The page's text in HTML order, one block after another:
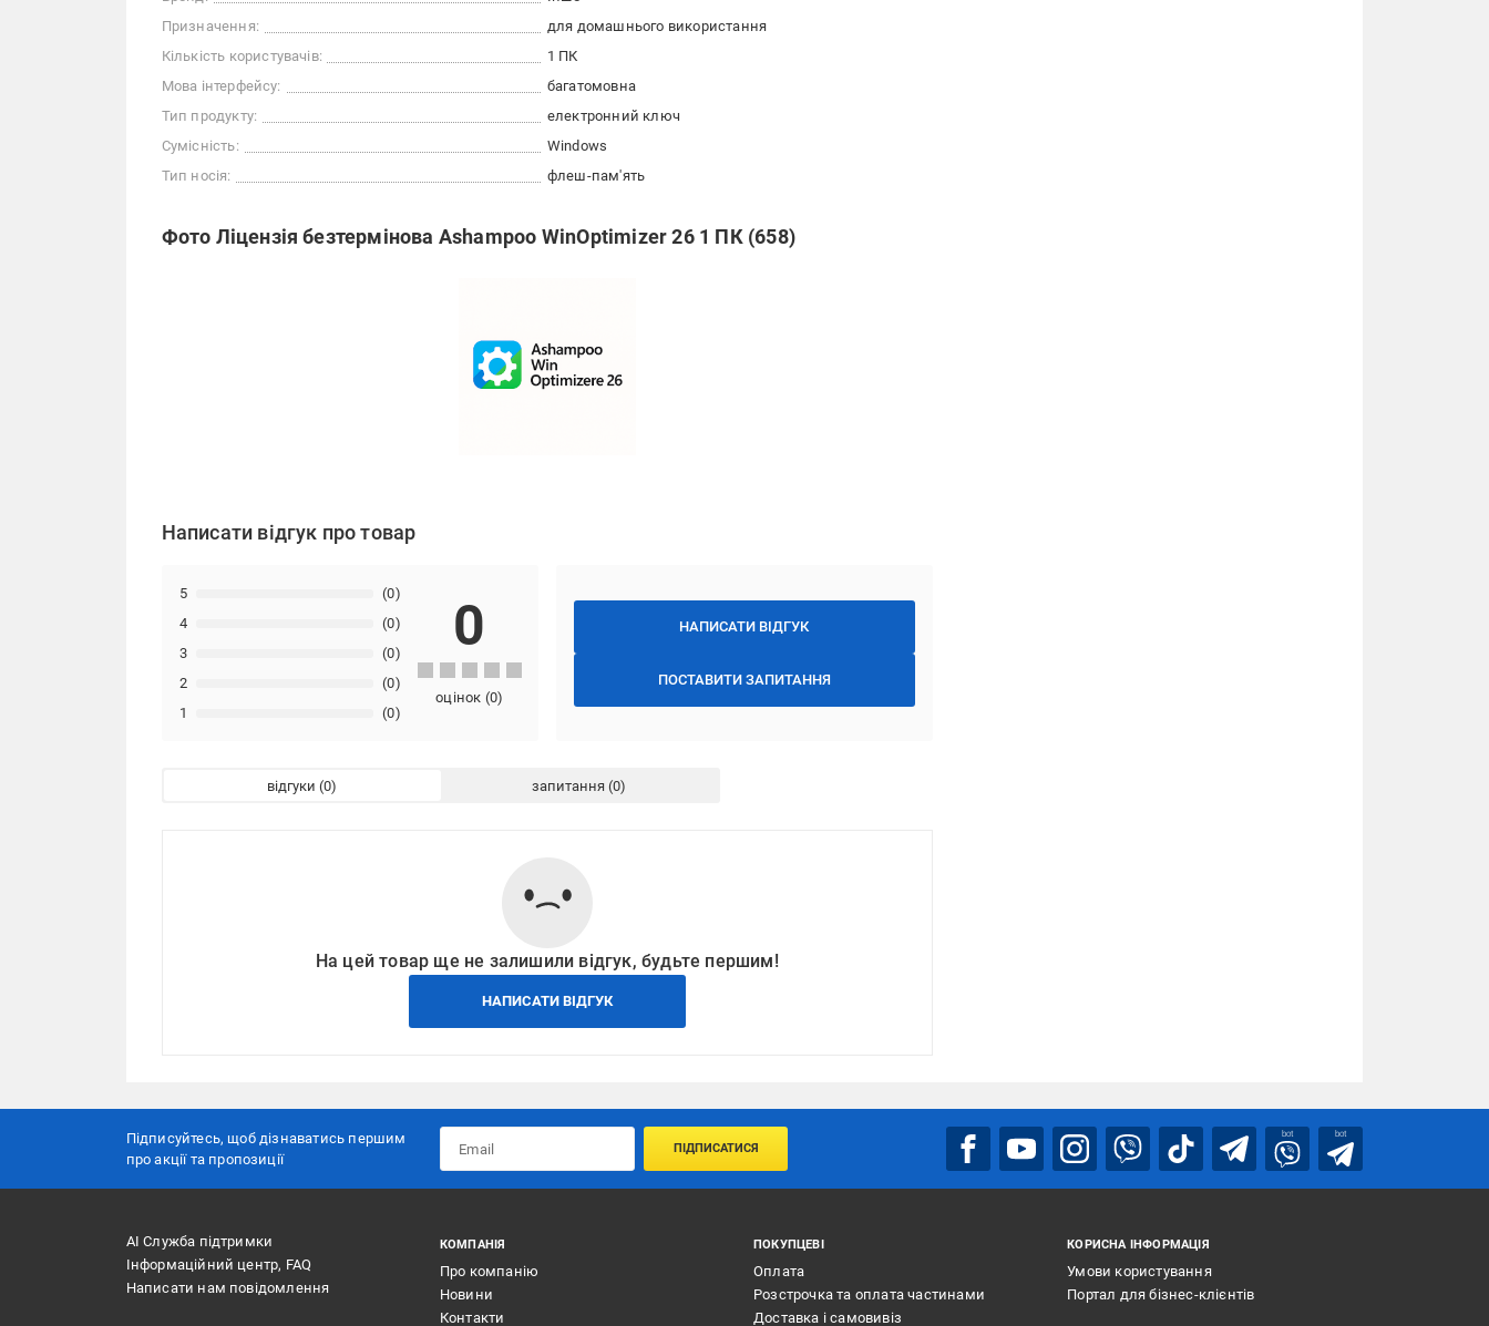
Призначення:
для домашнього використання
Кількість користувачів:
1 ПК
Мова інтерфейсу:
багатомовна
Тип продукту:
електронний ключ
Сумісність:
Windows
Тип носія:
флеш-пам'ять
Фото Ліцензія безтермінова Ashampoo WinOptimizer 26 1 ПК (658)
Написати відгук про товар
НАПИСАТИ ВІДГУК
ПОСТАВИТИ ЗАПИТАННЯ
1 (0)
2 (0)
3 (0)
4 (0)
5 (0)
0
оцінок (0)
відгуки запитання
На цей товар ще не залишили відгук, будьте першим!
НАПИСАТИ ВІДГУК
Підписуйтесь, щоб дізнаватись першим
про акції та пропозиції
ПІДПИСАТИСЯ
bot bot
АІ Служба підтримки
Інформаційний центр, FAQ
Написати нам повідомлення
КОМПАНІЯ
Про компанію
Новини
Контакти
ПОКУПЦЕВІ
Оплата
Розстрочка та оплата частинами
Доставка і самовивіз
КОРИСНА ІНФОРМАЦІЯ
Умови користування
Портал для бізнес-клієнтів